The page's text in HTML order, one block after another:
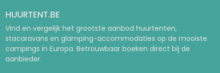
HUURTENT.BE
Vind en vergelijk het grootste aanbod huurtenten,
stacaravans en glamping-accommodaties op de mooiste
campings in Europa. Betrouwbaar boeken direct bij de
aanbieder.